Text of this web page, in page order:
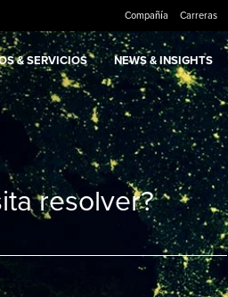
Compañía Carreras
& SERVICIOS NEWS & INSIGHTS
resolver?